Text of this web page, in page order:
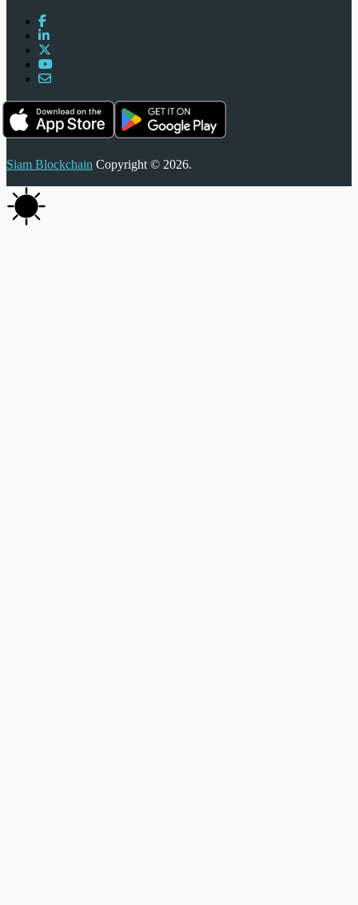
Siam Blockchain Copyright © 2026.